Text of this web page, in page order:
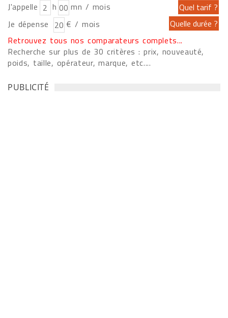
J'appelle h
mn / mois
Je dépense
€ / mois
Retrouvez tous nos comparateurs complets...
Recherche sur plus de 30 critères : prix, nouveauté,
poids, taille, opérateur, marque, etc....
PUBLICITÉ